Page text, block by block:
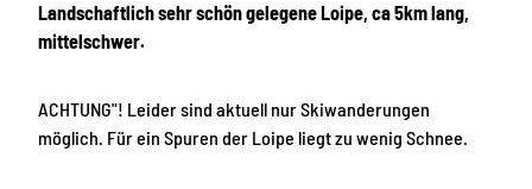
Landschaftlich sehr schön gelegene Loipe, ca 5km lang,
mittelschwer.
ACHTUNG"! Leider sind aktuell nur Skiwanderungen
möglich. Für ein Spuren der Loipe liegt zu wenig Schnee.